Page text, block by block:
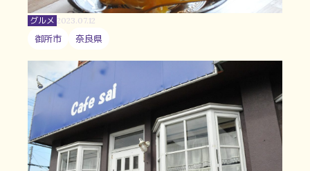
グルメ 2023.07.12
御所市 奈良県